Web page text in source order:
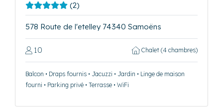
(2)
578 Route de l'etelley 74340 Samoëns
10 Chalet (4 chambres)
Balcon • Draps fournis • Jacuzzi • Jardin • Linge de maison
fourni • Parking privé • Terrasse • WiFi